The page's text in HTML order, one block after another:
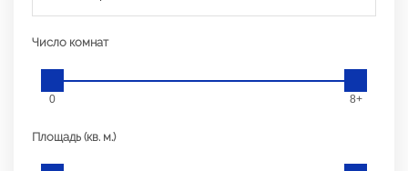
Число комнат
0 8+
Площадь (кв. м.)